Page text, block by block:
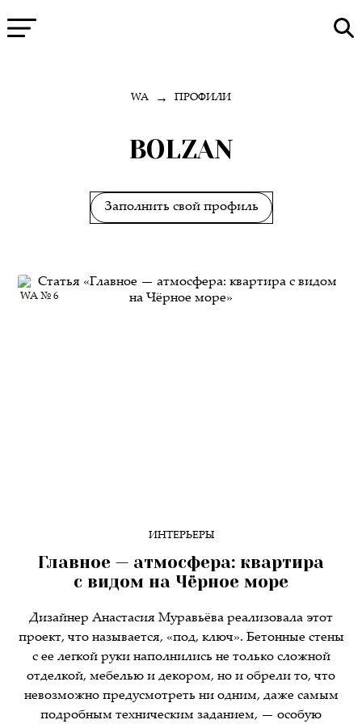
WA → ПРОФИЛИ
BOLZAN
Заполнить свой профиль
WA № 6
ИНТЕРЬЕРЫ
Главное — атмосфера: квартира
с видом на Чёрное море
Дизайнер Анастасия Муравьёва реализовала этот
проект, что называется, «под, ключ». Бетонные стены
с ее легкой руки наполнились не только сложной
отделкой, мебелью и декором, но и обрели то, что
невозможно предусмотреть ни одним, даже самым
подробным техническим заданием, — особую